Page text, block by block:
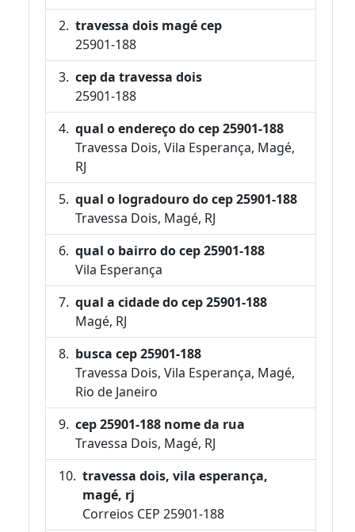
travessa dois magé cep
25901-188
cep da travessa dois
25901-188
qual o endereço do cep 25901-188
Travessa Dois, Vila Esperança, Magé,
RJ
qual o logradouro do cep 25901-188
Travessa Dois, Magé, RJ
qual o bairro do cep 25901-188
Vila Esperança
qual a cidade do cep 25901-188
Magé, RJ
busca cep 25901-188
Travessa Dois, Vila Esperança, Magé,
Rio de Janeiro
cep 25901-188 nome da rua
Travessa Dois, Magé, RJ
travessa dois, vila esperança,
magé, rj
Correios CEP 25901-188